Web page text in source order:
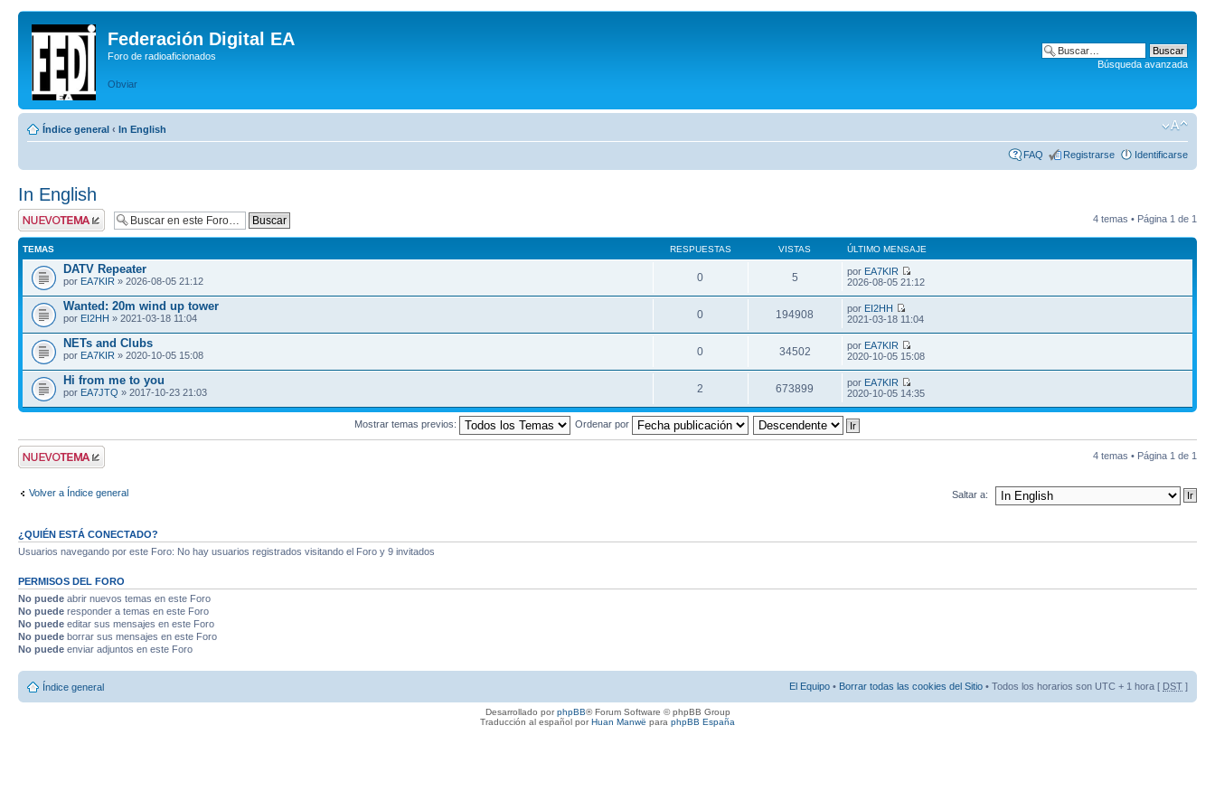
Federación Digital EA
Foro de radioaficionados
Obviar
Búsqueda avanzada
Índice general ‹ In English
FAQ Registrarse Identificarse
In English
Publicar un nuevo
tema
4 temas • Página 1 de 1
TEMAS RESPUESTAS VISTAS ÚLTIMO MENSAJE
DATV Repeater
por EA7KIR » 2026-08-05 21:12 0 5 por EA7KIR
2026-08-05 21:12
Wanted: 20m wind up tower
por EI2HH » 2021-03-18 11:04 0 194908 por EI2HH
2021-03-18 11:04
NETs and Clubs
por EA7KIR » 2020-10-05 15:08 0 34502 por EA7KIR
2020-10-05 15:08
Hi from me to you
por EA7JTQ » 2017-10-23 21:03 2 673899 por EA7KIR
2020-10-05 14:35
Mostrar temas previos: Ordenar por
Publicar un nuevo
tema
4 temas • Página 1 de 1
Volver a Índice general Saltar a:
¿QUIÉN ESTÁ CONECTADO?
Usuarios navegando por este Foro: No hay usuarios registrados visitando el Foro y 9 invitados
PERMISOS DEL FORO
No puede abrir nuevos temas en este Foro
No puede responder a temas en este Foro
No puede editar sus mensajes en este Foro
No puede borrar sus mensajes en este Foro
No puede enviar adjuntos en este Foro
Índice general El Equipo • Borrar todas las cookies del Sitio • Todos los horarios son UTC + 1 hora [ DST ]
Desarrollado porphpBB® Forum Software © phpBB Group
Traducción al español porHuan Manwë para phpBB España